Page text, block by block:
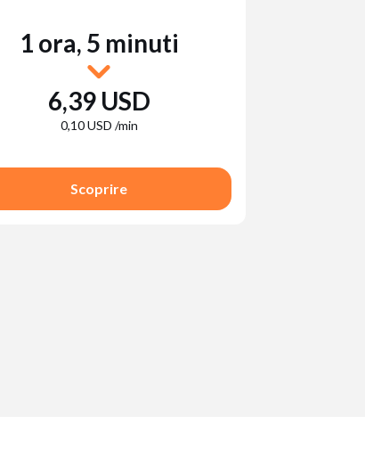
1 ora, 5 minuti
6,39 USD
0,10 USD /min
Scoprire